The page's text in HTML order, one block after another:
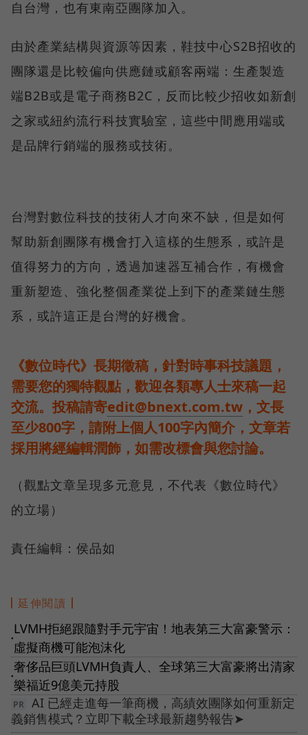
自台灣，也有東南亞團隊加入。
由於產業結構與資源等因素，鞋技中心S2B招收的
團隊還是比較偏向供應鏈或顧客兩端：生產製造
端B2B或是電子商務B2C，反而比較少招收如新創
之家或紐約流行科技實驗室，這些中間應用端或
是品牌行銷端的服務或技術。
台灣對數位科技的技術人才向來不缺，但是如何
幫助新創團隊有機會打入這樣的生態系，或許是
值得努力的方向，透過加速器互補合作，有機會
重新塑造、強化整個產業從上到下的產業鏈生態
系，或許這正是台灣的好機會。
《數位時代》長期徵稿，針對時事科技議題，
需要您的獨特觀點，歡迎各類專人士來稿一起
交流。投稿請寄edit@bnext.com.tw ，文長
至少800字，請附上個人100字內簡介，文章若
採用將經編輯潤飾，如需改標會與您討論。
（觀點文章呈現多元意見，不代表《數位時代》
的立場）
責任編輯：侯品如
延伸閱讀
●
LVMH拒絕跟隨對手元宇宙！地表第三大富豪警示：
虛擬商機可能泡沫化
●
奢侈品巨頭LVMH負責人、全球第三大富豪將出清家
樂福近9億美元持股
AI 已經走進每一筆商機，高績效團隊如何重新定
義銷售模式？立即下載全球最新趨勢報告➤